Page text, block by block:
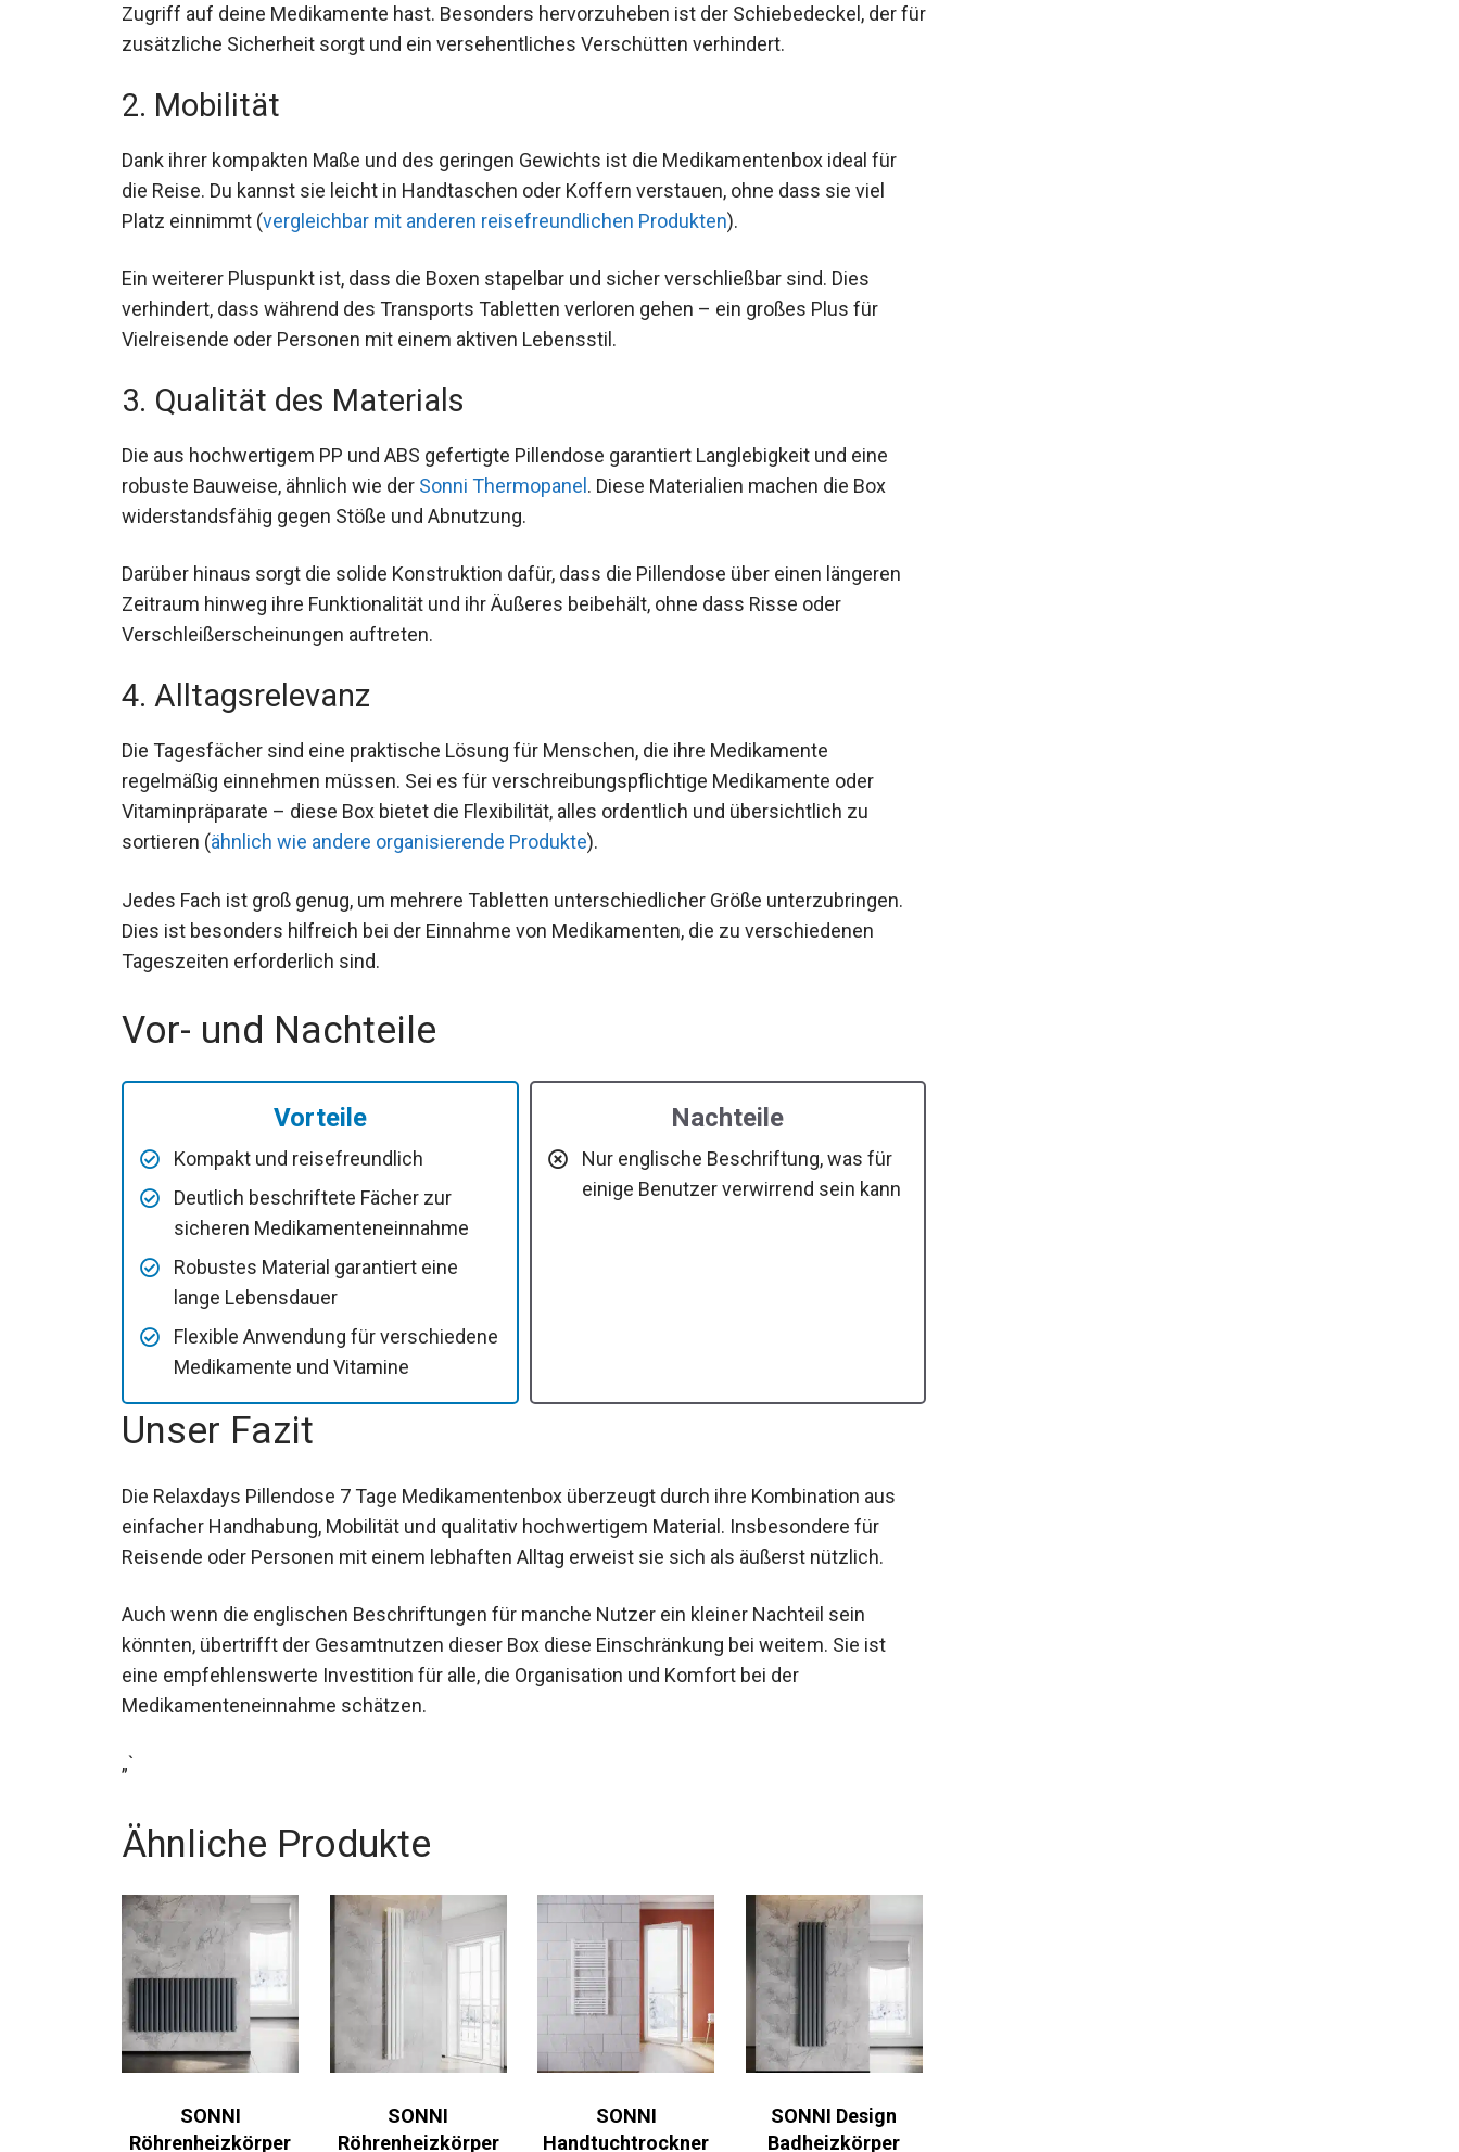
Zugriff auf deine Medikamente hast. Besonders hervorzuheben ist der Schiebedeckel, der für
zusätzliche Sicherheit sorgt und ein versehentliches Verschütten verhindert.
2. Mobilität
Dank ihrer kompakten Maße und des geringen Gewichts ist die Medikamentenbox ideal für
die Reise. Du kannst sie leicht in Handtaschen oder Koffern verstauen, ohne dass sie viel
Platz einnimmt (vergleichbar mit anderen reisefreundlichen Produkten).
Ein weiterer Pluspunkt ist, dass die Boxen stapelbar und sicher verschließbar sind. Dies
verhindert, dass während des Transports Tabletten verloren gehen – ein großes Plus für
Vielreisende oder Personen mit einem aktiven Lebensstil.
3. Qualität des Materials
Die aus hochwertigem PP und ABS gefertigte Pillendose garantiert Langlebigkeit und eine
robuste Bauweise, ähnlich wie der Sonni Thermopanel . Diese Materialien machen die Box
widerstandsfähig gegen Stöße und Abnutzung.
Darüber hinaus sorgt die solide Konstruktion dafür, dass die Pillendose über einen längeren
Zeitraum hinweg ihre Funktionalität und ihr Äußeres beibehält, ohne dass Risse oder
Verschleißerscheinungen auftreten.
4. Alltagsrelevanz
Die Tagesfächer sind eine praktische Lösung für Menschen, die ihre Medikamente
regelmäßig einnehmen müssen. Sei es für verschreibungspflichtige Medikamente oder
Vitaminpräparate – diese Box bietet die Flexibilität, alles ordentlich und übersichtlich zu
sortieren (ähnlich wie andere organisierende Produkte).
Jedes Fach ist groß genug, um mehrere Tabletten unterschiedlicher Größe unterzubringen.
Dies ist besonders hilfreich bei der Einnahme von Medikamenten, die zu verschiedenen
Tageszeiten erforderlich sind.
Vor- und Nachteile
Vorteile
Kompakt und reisefreundlich
Deutlich beschriftete Fächer zur
sicheren Medikamenteneinnahme
Robustes Material garantiert eine
lange Lebensdauer
Flexible Anwendung für verschiedene
Medikamente und Vitamine
Nachteile
Nur englische Beschriftung, was für
einige Benutzer verwirrend sein kann
Unser Fazit
Die Relaxdays Pillendose 7 Tage Medikamentenbox überzeugt durch ihre Kombination aus
einfacher Handhabung, Mobilität und qualitativ hochwertigem Material. Insbesondere für
Reisende oder Personen mit einem lebhaften Alltag erweist sie sich als äußerst nützlich.
Auch wenn die englischen Beschriftungen für manche Nutzer ein kleiner Nachteil sein
könnten, übertrifft der Gesamtnutzen dieser Box diese Einschränkung bei weitem. Sie ist
eine empfehlenswerte Investition für alle, die Organisation und Komfort bei der
Medikamenteneinnahme schätzen.
„`
Ähnliche Produkte
SONNI
Röhrenheizkörper
SONNI
Röhrenheizkörper
SONNI
Handtuchtrockner
SONNI Design
Badheizkörper